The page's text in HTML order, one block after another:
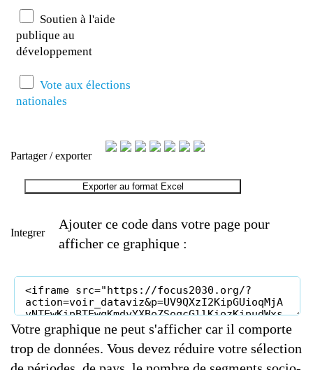
Soutien à l'aide
publique au
développement
Vote aux élections
nationales
Partager / exporter
Exporter au format Excel
Integrer
Ajouter ce code dans votre page pour
afficher ce graphique :
Votre graphique ne peut s'afficher car il comporte
trop de données. Vous devez réduire votre sélection